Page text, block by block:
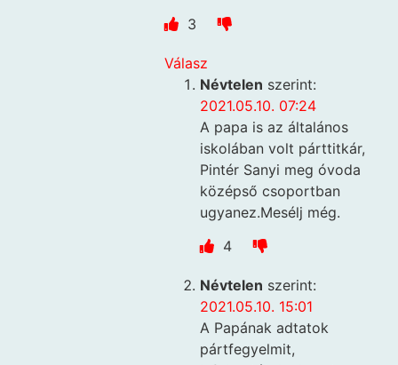
3
Válasz
Névtelen szerint:
2021.05.10. 07:24
A papa is az általános
iskolában volt párttitkár,
Pintér Sanyi meg óvoda
középső csoportban
ugyanez.Mesélj még.
4
Névtelen szerint:
2021.05.10. 15:01
A Papának adtatok
pártfegyelmit,